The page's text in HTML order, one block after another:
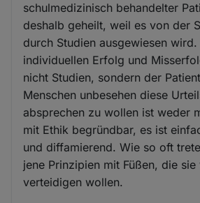
schulmedizinisch behandelter
deshalb geheilt, weil es von der
durch Studien ausgewiesen
individuellen Erfolg und
nicht Studien, sondern der
Menschen unbesehen diese
absprechen zu wollen ist weder
mit Ethik begründbar, es ist
und diffamierend. Wie so oft
jene Prinzipien mit Füßen, die
verteidigen wollen.